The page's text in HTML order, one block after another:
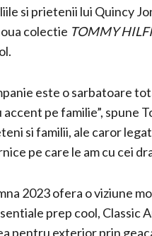
si prietenii lui Quincy
colectie TOMMY
este o sarbatoare
accent pe familie”, spune
si familii, ale caror
pe care le am cu cei
2023 ofera o viziune
prep cool, Classic
pentru exterior prin